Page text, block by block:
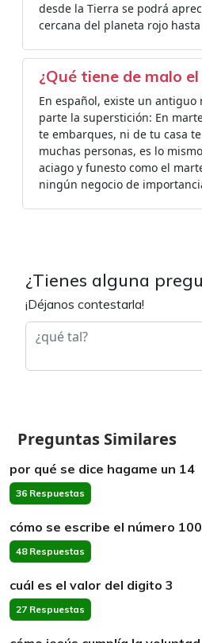
desde la Tierra se podrá
cercana del planeta rojo hasta
¿Qué tiene de malo
En español, existe un
parte la superstición: En
te embarques, ni de tu casa
muchas personas, es lo
aciago y funesto como el
ningún negocio de
¿Tienes alguna
¡Déjanos contestarla!
Preguntas Similares
por qué se dice hagame un 14
36 Respuestas
cómo se escribe el número
48 Respuestas
cuál es el valor del digito 3
27 Respuestas